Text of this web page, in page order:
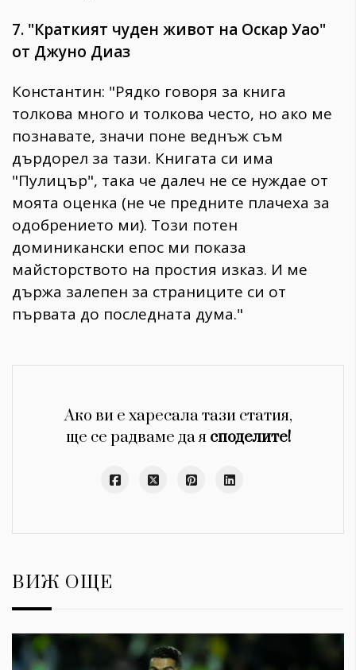
7. "Краткият чуден живот на Оскар Уао"
от Джуно Диаз
Константин: "Рядко говоря за книга
толкова много и толкова често, но ако ме
познавате, значи поне веднъж съм
дърдорел за тази. Книгата си има
"Пулицър", така че далеч не се нуждае от
моята оценка (не че предните плачеха за
одобрението ми). Този потен
доминикански епос ми показа
майсторството на простия изказ. И ме
държа залепен за страниците си от
първата до последната дума."
Ако ви е харесала тази статия,
ще се радваме да я споделите!
ВИЖ ОЩЕ